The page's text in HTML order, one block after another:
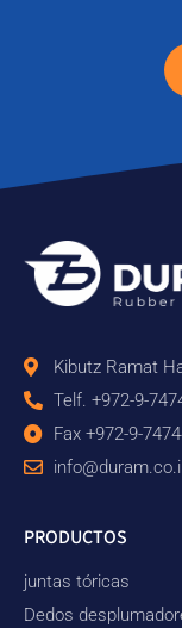
Kibutz Ramat
Telf. +972-9-
Fax +972-9-
info@duram.co.il
PRODUCTOS
juntas tóricas
Dedos